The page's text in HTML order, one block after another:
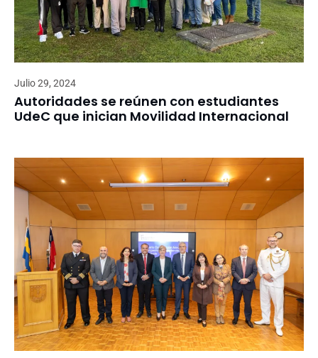
Julio 29, 2024
Autoridades se reúnen con estudiantes
UdeC que inician Movilidad Internacional